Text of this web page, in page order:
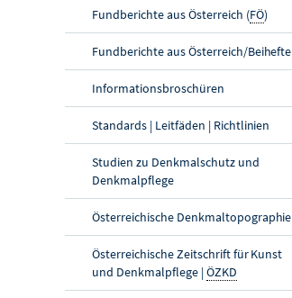
Fundberichte aus Österreich (FÖ)
Fundberichte aus Österreich/Beihefte
Informationsbroschüren
Standards | Leitfäden | Richtlinien
Studien zu Denkmalschutz und
Denkmalpflege
Österreichische Denkmaltopographie
Österreichische Zeitschrift für Kunst
und Denkmalpflege |ÖZKD